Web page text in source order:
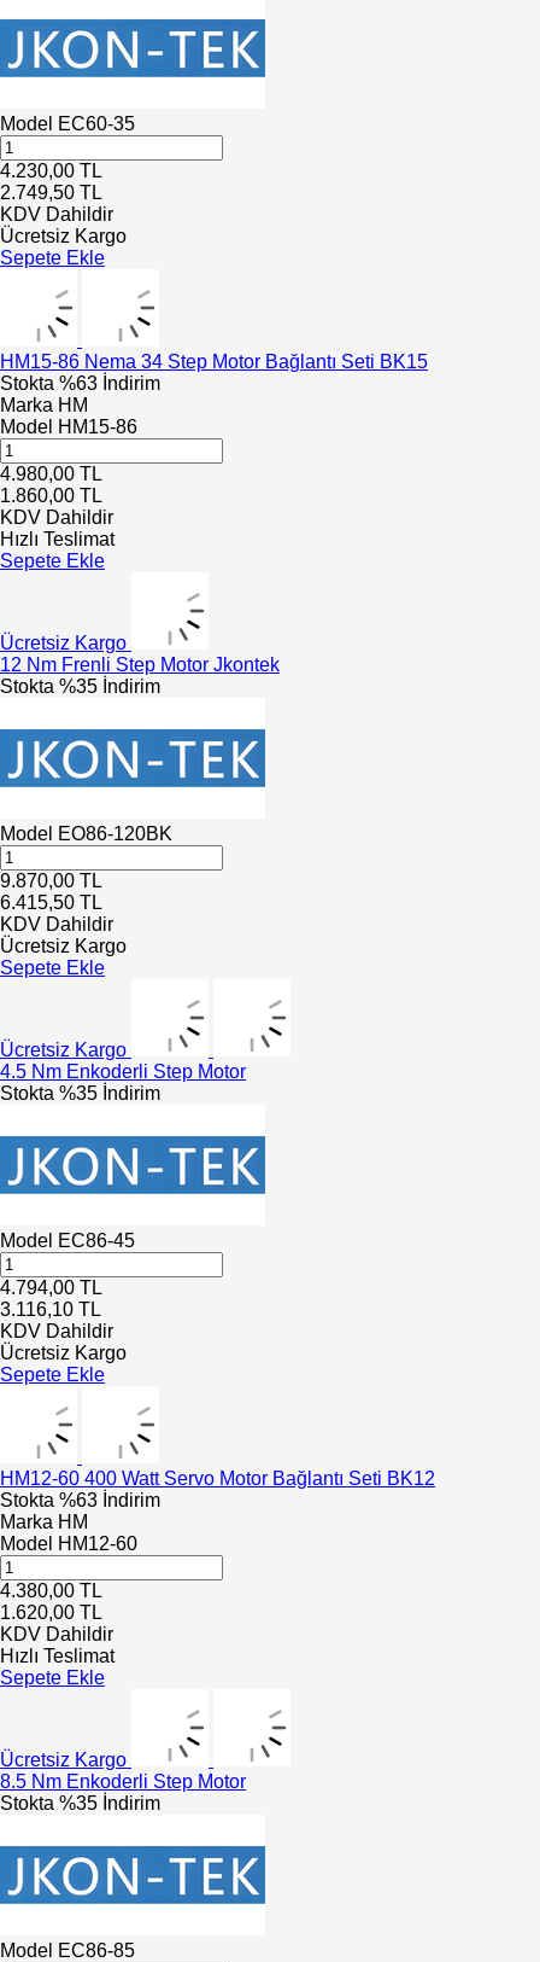
Model EC60-35
4.230,00 TL
2.749,50 TL
KDV Dahildir
Ücretsiz Kargo
Sepete Ekle
HM15-86 Nema 34 Step Motor Bağlantı Seti BK15
Stokta %63 İndirim
Marka HM
Model HM15-86
4.980,00 TL
1.860,00 TL
KDV Dahildir
Hızlı Teslimat
Sepete Ekle
Ücretsiz Kargo
12 Nm Frenli Step Motor Jkontek
Stokta %35 İndirim
Model EO86-120BK
9.870,00 TL
6.415,50 TL
KDV Dahildir
Ücretsiz Kargo
Sepete Ekle
Ücretsiz Kargo
4.5 Nm Enkoderli Step Motor
Stokta %35 İndirim
Model EC86-45
4.794,00 TL
3.116,10 TL
KDV Dahildir
Ücretsiz Kargo
Sepete Ekle
HM12-60 400 Watt Servo Motor Bağlantı Seti BK12
Stokta %63 İndirim
Marka HM
Model HM12-60
4.380,00 TL
1.620,00 TL
KDV Dahildir
Hızlı Teslimat
Sepete Ekle
Ücretsiz Kargo
8.5 Nm Enkoderli Step Motor
Stokta %35 İndirim
Model EC86-85